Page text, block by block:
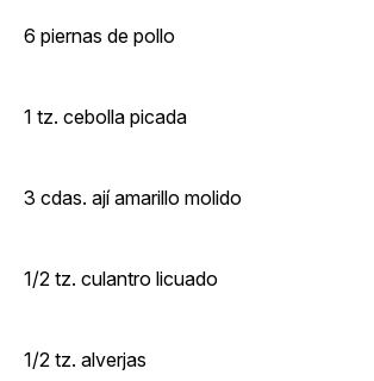
6 piernas de pollo
1 tz. cebolla picada
3 cdas. ají amarillo molido
1/2 tz. culantro licuado
1/2 tz. alverjas